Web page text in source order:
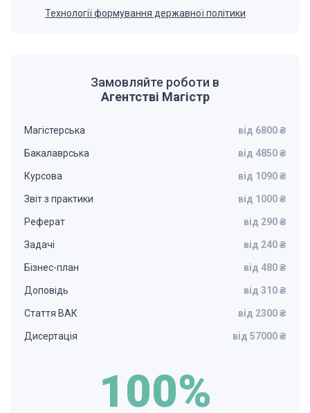
Технології формування державної політики
Замовляйте роботи в
Агентстві Магістр
Магістерська від 6800 ₴
Бакалаврська від 4850 ₴
Курсова від 1090 ₴
Звіт з практики від 1000 ₴
Реферат від 290 ₴
Задачі від 240 ₴
Бізнес-план від 480 ₴
Доповідь від 310 ₴
Стаття ВАК від 2300 ₴
Дисертація від 57000 ₴
100%